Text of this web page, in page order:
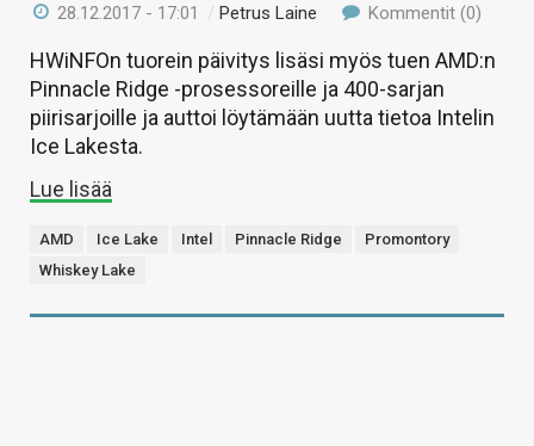
28.12.2017 - 17:01 /Petrus Laine Kommentit (0)
HWiNFOn tuorein päivitys lisäsi myös tuen AMD:n
Pinnacle Ridge -prosessoreille ja 400-sarjan
piirisarjoille ja auttoi löytämään uutta tietoa Intelin
Ice Lakesta.
Lue lisää
AMD Ice Lake Intel Pinnacle Ridge
Promontory
Whiskey Lake